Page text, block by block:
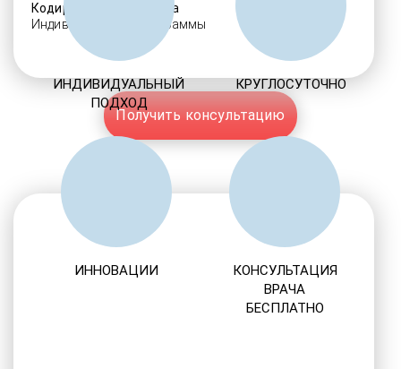
Кодировка алкоголизма
Индивидуальные программы
Получить консультацию
ИНДИВИДУАЛЬНЫЙ
ПОДХОД
КРУГЛОСУТОЧНО
ИННОВАЦИИ
КОНСУЛЬТАЦИЯ
ВРАЧА
БЕСПЛАТНО